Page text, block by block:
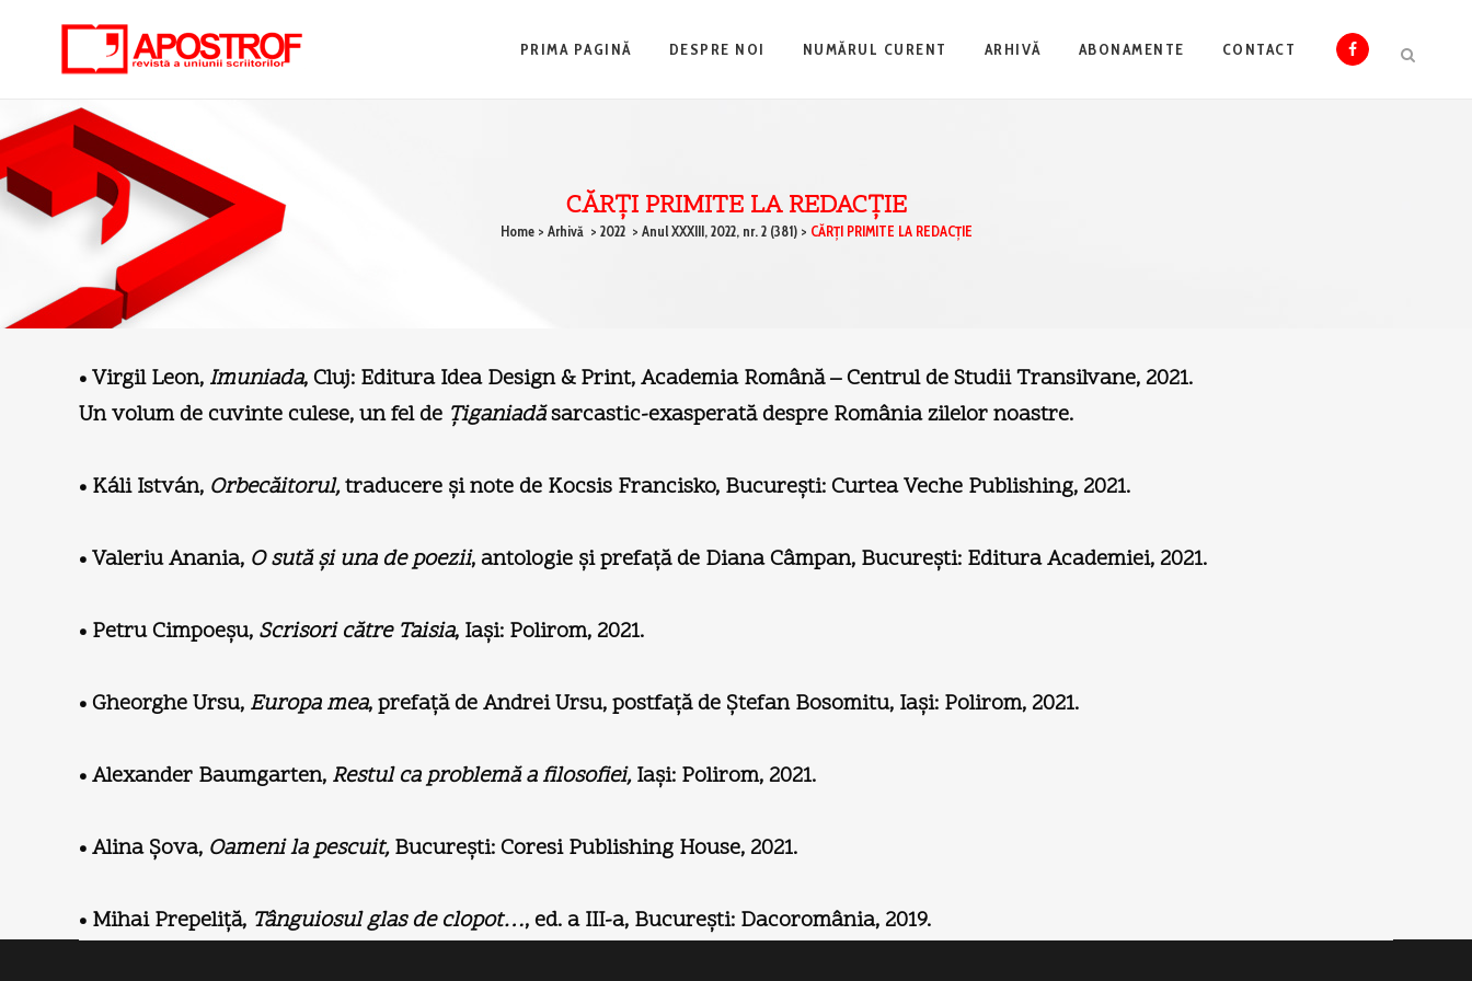
PRIMA PAGINĂ DESPRE NOI NUMĂRUL CURENT ARHIVĂ ABONAMENTE CONTACT
CĂRŢI PRIMITE LA REDACŢIE
Home> Arhivă > 2022 > Anul XXXIII, 2022, nr. 2 (381)> CĂRŢI PRIMITE LA REDACŢIE
• Virgil Leon, Imuniada, Cluj: Editura Idea Design & Print, Academia Română – Centrul de Studii Transilvane, 2021.
Un volum de cuvinte culese, un fel de Ţiganiadăsarcastic-exasperată despre România zilelor noastre.
• Káli István, Orbecăitorul,traducere şi note de Kocsis Francisko, Bucureşti: Curtea Veche Publishing, 2021.
• Valeriu Anania, O sută şi una de poezii, antologie şi prefaţă de Diana Câmpan, Bucureşti: Editura Academiei, 2021.
• Petru Cimpoeşu, Scrisori către Taisia, Iaşi: Polirom, 2021.
• Gheorghe Ursu, Europa mea, prefaţă de Andrei Ursu, postfaţă de Ştefan Bosomitu, Iaşi: Polirom, 2021.
• Alexander Baumgarten, Restul ca problemă a filosofiei,Iaşi: Polirom, 2021.
• Alina Şova, Oameni la pescuit,Bucureşti: Coresi Publishing House, 2021.
• Mihai Prepeliţă, Tânguiosul glas de clopot…, ed. a III-a, Bucureşti: Dacoromânia, 2019.